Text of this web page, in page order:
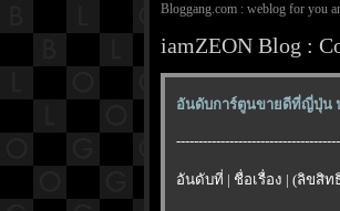
Bloggang.com : weblog for you
iamZEON Blog :
อันดับการ์ตูนขายดีที่ญี่ปุ่น
อันดับที่ | ชื่อเรื่อง | (ลิขสิท